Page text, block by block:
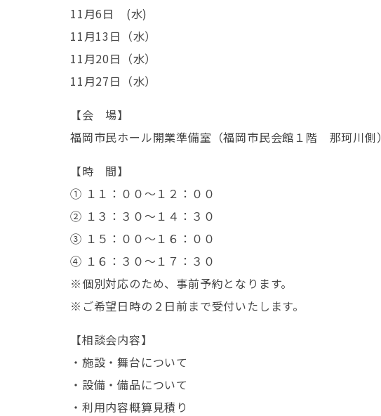
11月6日 (水)
11月13日（水）
11月20日（水）
11月27日（水）
【会 場】
福岡市民ホール開業準備室（福岡市民会館１階 那珂川側）
【時 間】
① １１：００～１２：００
② １３：３０～１４：３０
③ １５：００～１６：００
④ １６：３０～１７：３０
※個別対応のため、事前予約となります。
※ご希望日時の２日前まで受付いたします。
【相談会内容】
・施設・舞台について
・設備・備品について
・利用内容概算見積り